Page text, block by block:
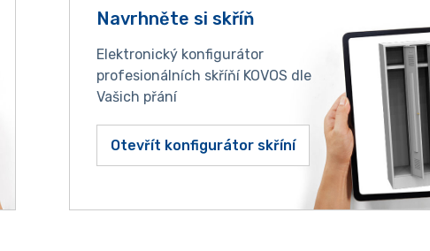
Navrhněte si skříň
Elektronický konfigurátor
profesionálních skříňí KOVOS dle
Vašich přání
Otevřít konfigurátor skříní